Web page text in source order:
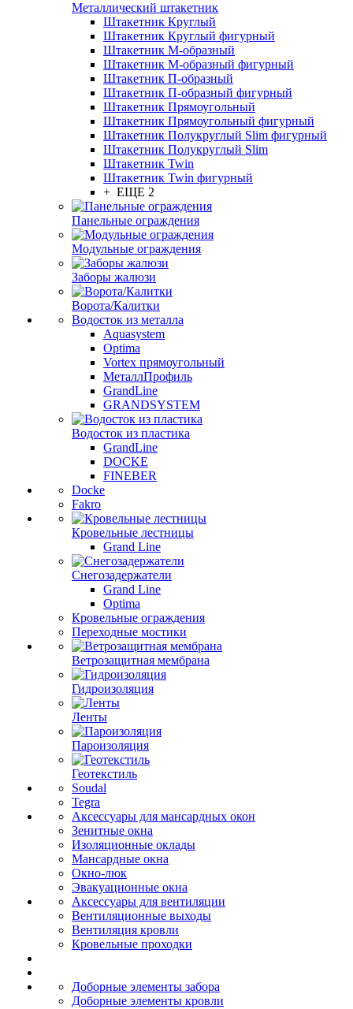
Металлический штакетник
Штакетник Круглый
Штакетник Круглый фигурный
Штакетник М-образный
Штакетник М-образный фигурный
Штакетник П-образный
Штакетник П-образный фигурный
Штакетник Прямоугольный
Штакетник Прямоугольный фигурный
Штакетник Полукруглый Slim фигурный
Штакетник Полукруглый Slim
Штакетник Twin
Штакетник Twin фигурный
+ ЕЩЕ 2
Панельные ограждения
Модульные ограждения
Заборы жалюзи
Ворота/Калитки
Водосток из металла
Aquasystem
Optima
Vortex прямоугольный
МеталлПрофиль
GrandLine
GRANDSYSTEM
Водосток из пластика
GrandLine
DOCKE
FINEBER
Docke
Fakro
Кровельные лестницы
Grand Line
Снегозадержатели
Grand Line
Optima
Кровельные ограждения
Переходные мостики
Ветрозащитная мембрана
Гидроизоляция
Ленты
Пароизоляция
Геотекстиль
Soudal
Tegra
Аксессуары для мансардных окон
Зенитные окна
Изоляционные оклады
Мансардные окна
Окно-люк
Эвакуационные окна
Аксессуары для вентиляции
Вентиляционные выходы
Вентиляция кровли
Кровельные проходки
Доборные элементы забора
Доборные элементы кровли